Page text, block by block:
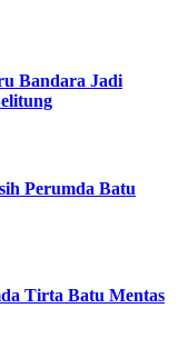
Bandara Jadi
Perumda Batu
Tirta Batu Mentas